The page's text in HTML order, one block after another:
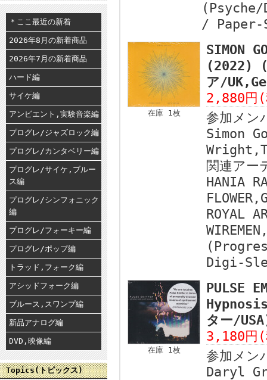
＊ここ最近の新着
2026年8月の新着商品
2026年7月の新着商品
ハード編
サイケ編
アンビエント,実験音楽編
プログレ/ジャズロック編
プログレ/カンタベリー編
プログレ/サイケ,ブルー
ス編
プログレ/シンフォニック
編
プログレ/フォーキー編
プログレ/ポップ編
トラッド,フォーク編
アシッドフォーク編
ブルース,スワンプ編
新品アナログ編
DVD,映像編
Topics(トピックス)
/ Paper-
在庫 1枚
SIMON
(2022) (
ア/
2,880円
参加メン
Simon
関連アー
HANIA
ROYAL
Digi-
在庫 1枚
PULSE
ター/
3,180円
参加メン
Daryl